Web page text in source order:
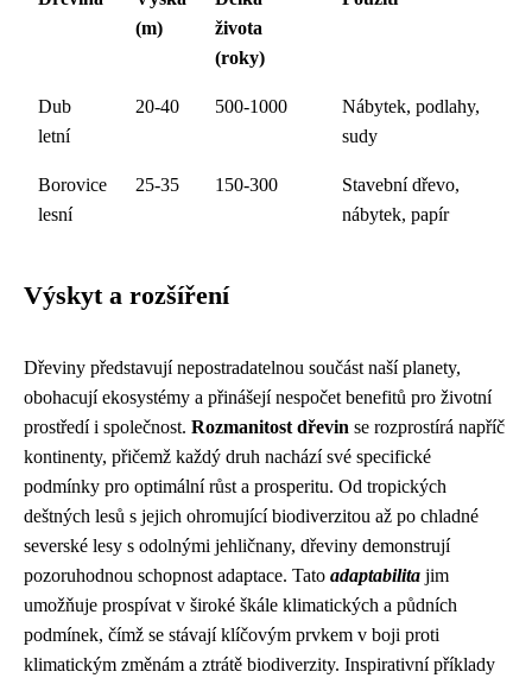
(m)
života
(roky)
Dub
letní
20-40 500-1000
Nábytek, podlahy,
sudy
Borovice
lesní
25-35 150-300
Stavební dřevo,
nábytek, papír
Výskyt a rozšíření
Dřeviny představují nepostradatelnou součást naší planety,
obohacují ekosystémy a přinášejí nespočet benefitů pro životní
prostředí i společnost. Rozmanitost dřevin se rozprostírá napříč
kontinenty, přičemž každý druh nachází své specifické
podmínky pro optimální růst a prosperitu. Od tropických
deštných lesů s jejich ohromující biodiverzitou až po chladné
severské lesy s odolnými jehličnany, dřeviny demonstrují
pozoruhodnou schopnost adaptace. Tato adaptabilita jim
umožňuje prospívat v široké škále klimatických a půdních
podmínek, čímž se stávají klíčovým prvkem v boji proti
klimatickým změnám a ztrátě biodiverzity. Inspirativní příklady